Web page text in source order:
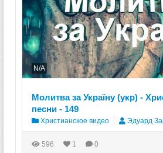
N/A
Молитва за Україну (укр) -
песни - 149
Христианское видео Эдуард
596 1 0